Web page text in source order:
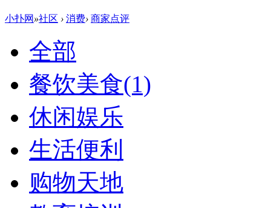
小扑网 »社区 › 消费› 商家点评
全部
餐饮美食(1)
休闲娱乐
生活便利
购物天地